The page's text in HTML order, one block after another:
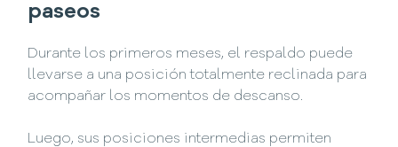
paseos
Durante los primeros meses, el respaldo puede
llevarse a una posición totalmente reclinada para
acompañar los momentos de descanso.
Luego, sus posiciones intermedias permiten